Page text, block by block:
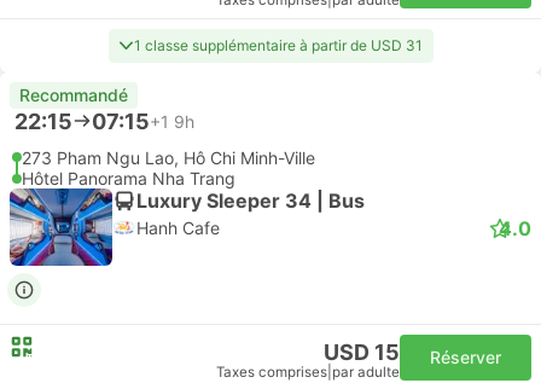
1 classe supplémentaire à partir de USD 31
Recommandé
22:15 07:15+1 9h
273 Pham Ngu Lao, Hô Chi Minh-Ville
Hôtel Panorama Nha Trang
Luxury Sleeper 34 | Bus
Hanh Cafe 4.0
USD 15
Taxes comprises par adulte
Réserver